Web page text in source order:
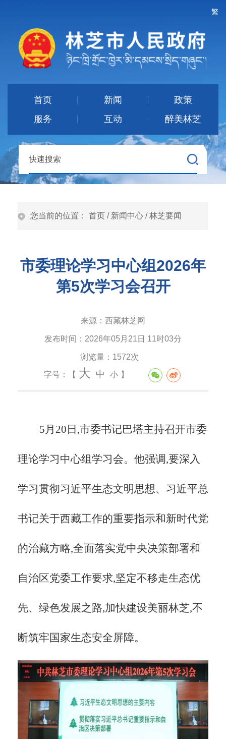
繁
首页 新闻
政策
服务
互动 醉美林芝
您当前的位置： 首页 / 新闻中心 /林芝要闻
市委理论学习中心组2026年
第5次学习会召开
来源： 西藏林芝网
发布时间： 2026年05月21日 11时03分
浏览量： 1572次
字号：【 大 中 小 】
5月20日,市委书记巴塔主持召开市委
理论学习中心组学习会。他强调,要深入
学习贯彻习近平生态文明思想、习近平总
书记关于西藏工作的重要指示和新时代党
的治藏方略,全面落实党中央决策部署和
自治区党委工作要求,坚定不移走生态优
先、绿色发展之路,加快建设美丽林芝,不
断筑牢国家生态安全屏障。